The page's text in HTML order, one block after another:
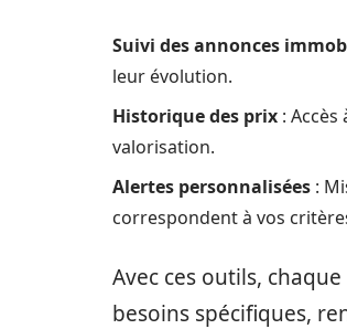
Suivi des annonces
leur évolution.
Historique des prix :
valorisation.
Alertes personnalisées :
correspondent à vos
Avec ces outils,
besoins spécifiques,